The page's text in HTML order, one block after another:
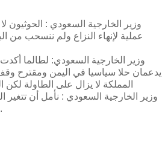
وزير الخارجية السعودي : الحوثيون
عملية لإنهاء النزاع ولم ننسحب من
وزير الخارجية السعودي: لطالما أكدت
يدعمان حلا سياسيا في اليمن ومقترح
المملكة لا يزال على الطاولة لكن
وزير الخارجية السعودي : نأمل أن
تسمح لنا بالعودة الإيجابية.